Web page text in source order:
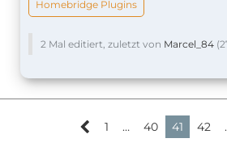
Homebridge Plugins
2 Mal editiert, zuletzt von Marcel_84 (
1 … 40 41 42